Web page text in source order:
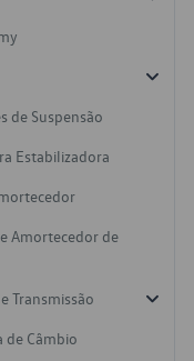
de Suspensão
Estabilizadora
Amortecedor de
Transmissão
de Câmbio